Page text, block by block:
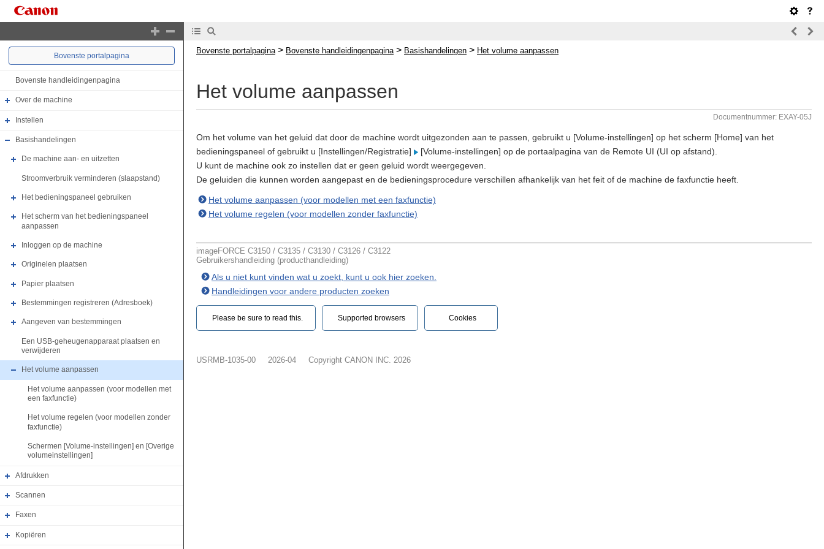
Bovenste portalpagina
Bovenste handleidingenpagina
Over de machine
Instellen
Basishandelingen
De machine aan- en uitzetten
Stroomverbruik verminderen (slaapstand)
Het bedieningspaneel gebruiken
Het scherm van het bedieningspaneel
aanpassen
Inloggen op de machine
Originelen plaatsen
Papier plaatsen
Bestemmingen registreren (Adresboek)
Aangeven van bestemmingen
Een USB-geheugenapparaat plaatsen en
verwijderen
Het volume aanpassen
Het volume aanpassen (voor modellen met
een faxfunctie)
Het volume regelen (voor modellen zonder
faxfunctie)
Schermen [Volume-instellingen] en [Overige
volumeinstellingen]
Afdrukken
Scannen
Faxen
Kopiëren
Bovenste portalpagina > Bovenste handleidingenpagina > Basishandelingen > Het volume aanpassen
Het volume aanpassen
Documentnummer: EXAY-05J
Om het volume van het geluid dat door de machine wordt uitgezonden aan te passen, gebruikt u [Volume-instellingen] op het scherm [Home] van het
bedieningspaneel of gebruikt u [Instellingen/Registratie]
[Volume-instellingen] op de portaalpagina van de Remote UI (UI op afstand).
U kunt de machine ook zo instellen dat er geen geluid wordt weergegeven.
De geluiden die kunnen worden aangepast en de bedieningsprocedure verschillen afhankelijk van het feit of de machine de faxfunctie heeft.
Het volume aanpassen (voor modellen met een faxfunctie)
Het volume regelen (voor modellen zonder faxfunctie)
imageFORCE C3150 / C3135 / C3130 / C3126 / C3122
Gebruikershandleiding (producthandleiding)
Als u niet kunt vinden wat u zoekt, kunt u ook hier zoeken.
Handleidingen voor andere producten zoeken
Please be sure to read this.‎ Supported browsers Cookies
USRMB-1035-00 2026-04 Copyright CANON INC. 2026